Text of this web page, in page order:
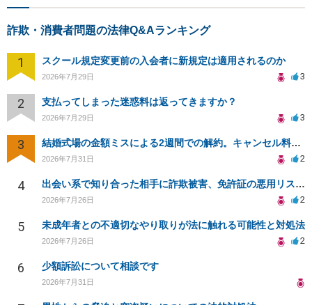
詐欺・消費者問題の法律Q&Aランキング
1 スクール規定変更前の入会者に新規定は適用されるのか
2026年7月29日 3
2 支払ってしまった迷惑料は返ってきますか？
2026年7月29日 3
3 結婚式場の金額ミスによる2週間での解約。キャンセル料10万円の免除は可能か。
2026年7月31日 2
4 出会い系で知り合った相手に詐欺被害、免許証の悪用リスクと対策。
2026年7月26日 2
5 未成年者との不適切なやり取りが法に触れる可能性と対処法
2026年7月26日 2
6 少額訴訟について相談です
2026年7月31日